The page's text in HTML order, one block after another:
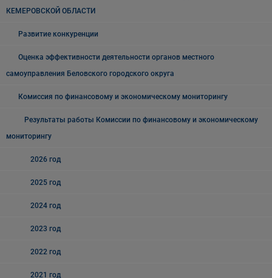
КЕМЕРОВСКОЙ ОБЛАСТИ
Развитие конкуренции
Оценка эффективности деятельности органов местного
самоуправления Беловского городского округа
Комиссия по финансовому и экономическому мониторингу
Результаты работы Комиссии по финансовому и экономическому
мониторингу
2026 год
2025 год
2024 год
2023 год
2022 год
2021 год